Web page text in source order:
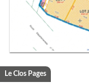
Le Clos Pages